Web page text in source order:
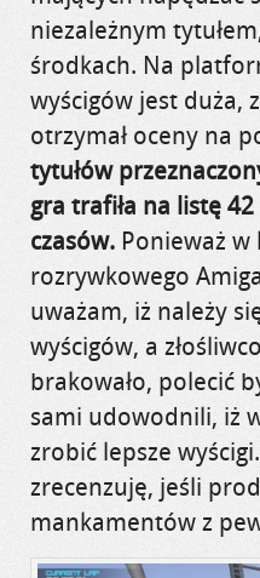
niezależnym
środkach. Na
wyścigów jest duża,
otrzymał oceny na
tytułów
gra trafiła na listę
czasów. Ponieważ
rozrywkowego
uważam, iż należy
wyścigów, a
brakowało, polecić
sami udowodnili, iż
zrobić lepsze
zrecenzuję, jeśli
mankamentów z